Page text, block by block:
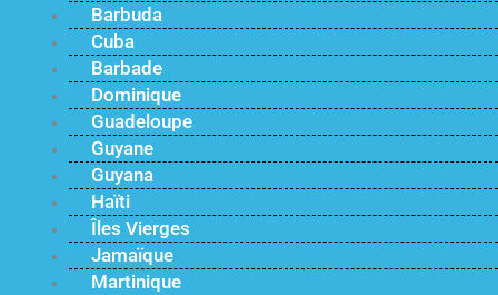
Barbuda
Cuba
Barbade
Dominique
Guadeloupe
Guyane
Guyana
Haïti
Îles Vierges
Jamaïque
Martinique